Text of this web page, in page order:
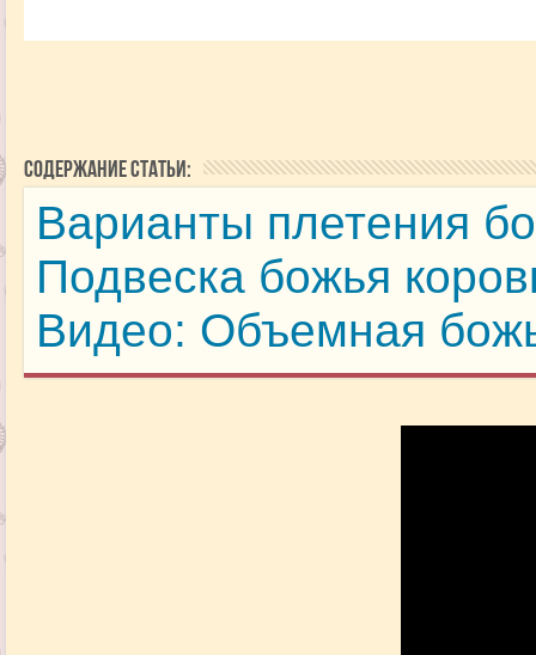
Содержание статьи:
Варианты плетения
Подвеска божья
Видео: Объемная